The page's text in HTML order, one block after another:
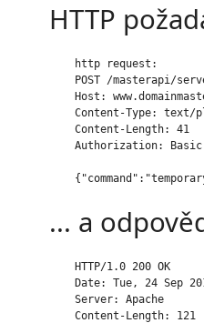
HTTP
    http request:
POST /masterapi/
Host:
Content-Type: text/
    Content-Length: 41
Authorization:
... a
    HTTP/1.0 200 OK
Date: Tue, 24 Sep
    Server: Apache
    Content-Length: 121